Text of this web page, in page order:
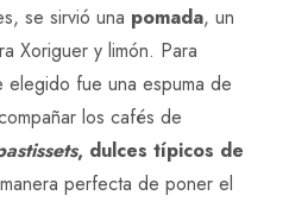
se sirvió una pomada, un
Xoriguer y limón. Para
elegido fue una espuma de
los cafés de
, dulces típicos de
perfecta de poner el